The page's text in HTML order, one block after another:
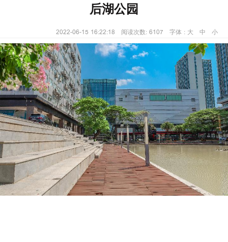
后湖公园
2022-06-15 16:22:18 阅读次数: 6107 字体 : 大 中 小